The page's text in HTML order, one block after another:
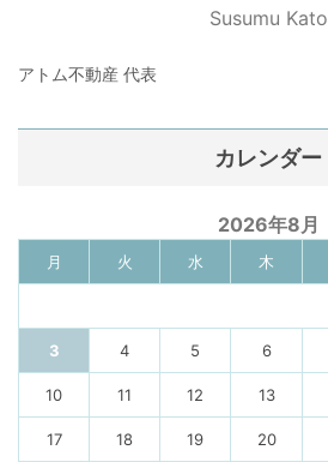
Susumu Kato
アトム不動産 代表
カレンダー
2026年8月
月 火 水 木
3 4 5 6
10 11 12 13
17 18 19 20